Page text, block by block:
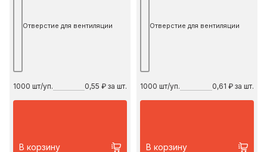
Отверстие для вентиляции
1000 шт/уп. 0,55 ₽ за шт.
В корзину
Отверстие для вентиляции
1000 шт/уп. 0,61 ₽ за шт.
В корзину